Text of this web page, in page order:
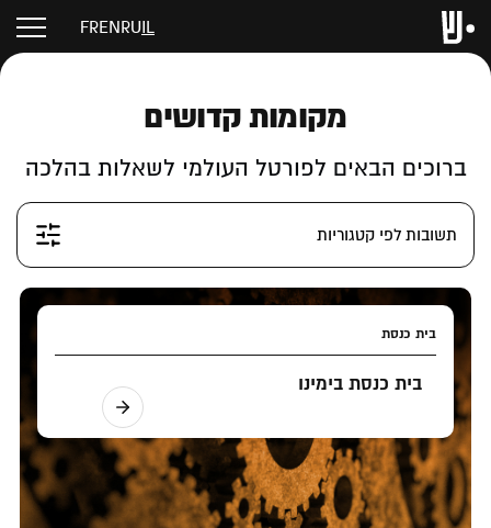
IL
RU
EN
FR
מקומות קדושים
ברוכים הבאים לפורטל העולמי לשאלות בהלכה
תשובות לפי קטגוריות
בית כנסת
בית כנסת בימינו